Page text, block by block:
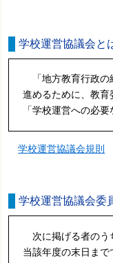
学校運営協議会と
「地方教育行政の
進めるために、教
「学校運営への必
学校運営協議会規則
学校運営協議会委
次に掲げる者のう
当該年度の末日まで